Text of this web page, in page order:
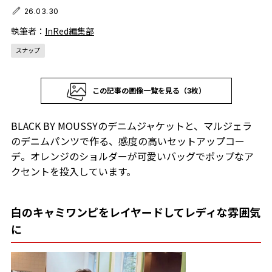
26.03.30
執筆者： InRed編集部
スナップ
この記事の画像一覧を見る（3枚）
BLACK BY MOUSSYのデニムジャケットと、マルジェラ
のデニムパンツで作る、感度の高いセットアップコー
デ。オレンジのショルダーが可愛いバッグでポップなア
クセントを投入しています。
白のキャミワンピをレイヤードしてレディな雰囲気
に